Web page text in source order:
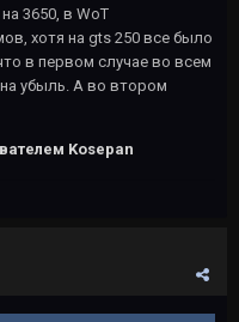
3650, в WoT
хотя на gts 250 все было
в первом случае во всем
убыль. А во втором
Kosepan